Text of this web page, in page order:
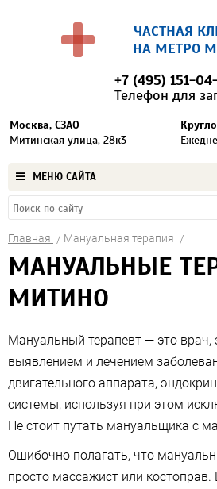
ЧАСТНАЯ
НА МЕТРО
Москва, СЗАО
Митинская улица, 28к3
+7 (495) 151-
Телефон для
МЕНЮ САЙТА
Главная Мануальная терапия
МАНУАЛЬНЫЕ
МИТИНО
Мануальный терапевт — это
выявлением и лечением
двигательного аппарата,
системы, используя при этом
Не стоит путать мануальщика с
Ошибочно полагать, что
просто массажист или костоправ.